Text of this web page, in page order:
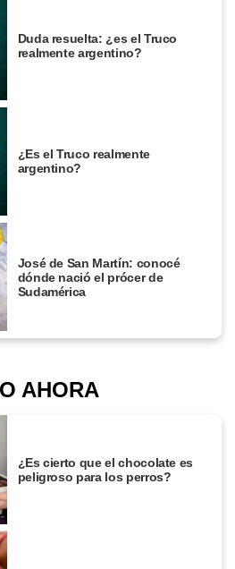
Duda resuelta: ¿es el Truco
realmente argentino?
¿Es el Truco realmente
argentino?
José de San Martín: conocé
dónde nació el prócer de
Sudamérica
AHORA
¿Es cierto que el chocolate es
peligroso para los perros?